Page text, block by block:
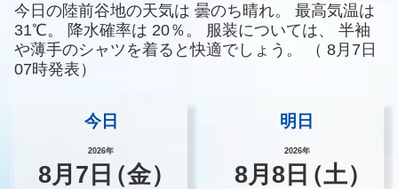
今日の陸前谷地の天気は 曇のち晴れ。
最高気温は
31℃。
降水確率は 20％。 服装については、
半袖
や薄手のシャツを着ると快適でしょう。
（ 8月7日
07時発表）
今日
2026年
8月 7 日（金）
明日
2026年
8月8 日（土）